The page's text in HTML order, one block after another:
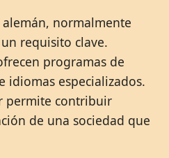
normalmente
requisito clave.
programas de
idiomas especializados.
permite contribuir
de una sociedad que